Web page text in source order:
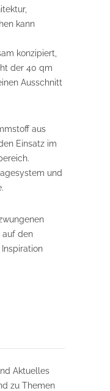
kann
konzipiert,
der 40 qm
Ausschnitt
aus
Einsatz im
und
auf den
Aktuelles
zu Themen